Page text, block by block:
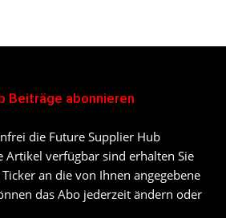
Beiträge abonnieren
die Future Supplier Hub
Artikel verfügbar sind erhalten Sie
an die von Ihnen angegebene
das Abo jederzeit ändern oder